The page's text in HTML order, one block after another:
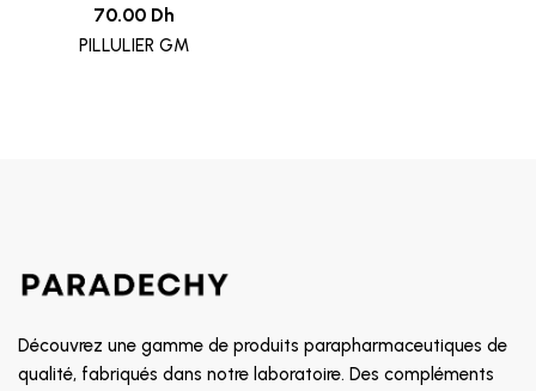
70.00 Dh
PILLULIER GM
Découvrez une gamme de produits parapharmaceutiques de
qualité, fabriqués dans notre laboratoire. Des compléments